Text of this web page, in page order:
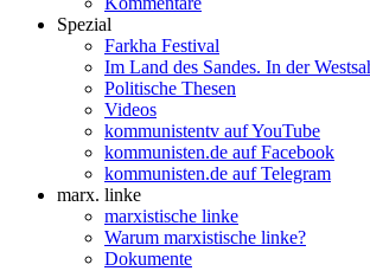
Spezial
Farkha Festival
Im Land des Sandes. In der
Politische Thesen
Videos
kommunistentv auf YouTube
kommunisten.de auf Facebook
kommunisten.de auf Telegram
marx. linke
marxistische linke
Warum marxistische linke?
Dokumente